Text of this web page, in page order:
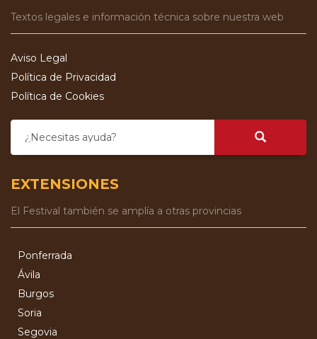
Textos legales e información técnica sobre nuestra web
Aviso Legal
Política de Privacidad
Política de Cookies
¿Necesitas ayuda?
EXTENSIONES
El Festival también se amplía a otras provincias
Ponferrada
Ávila
Burgos
Soria
Segovia